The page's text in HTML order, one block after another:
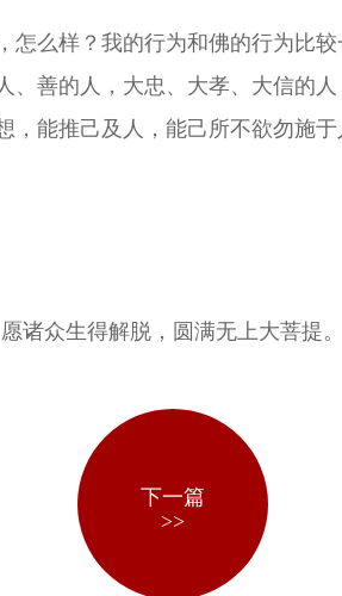
么样？我的行为和佛的行为比
善的人，大忠、大孝、大信的
能推己及人，能己所不欲勿施
愿诸众生得解脱，圆满无上大菩提。
下一篇
>>